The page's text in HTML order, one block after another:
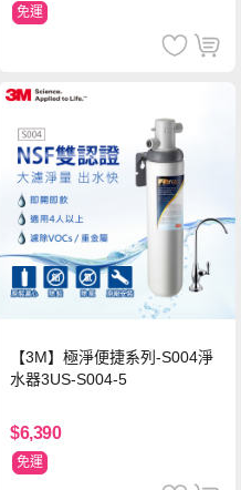
免運
【3M】極淨便捷系列-S004淨
水器3US-S004-5
$6,390
免運